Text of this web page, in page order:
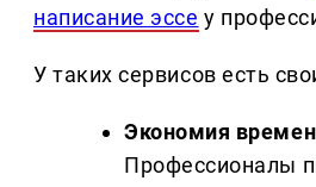
написание эссе у
У таких сервисов есть
Экономия
Профессионалы